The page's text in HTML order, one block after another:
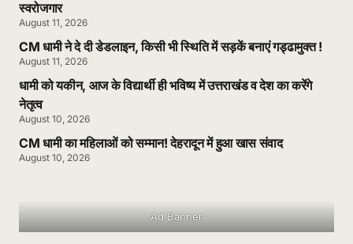
स्वरोजगार
August 11, 2026
CM धामी ने दे दी डेडलाइन, किसी भी स्थिति में सड़कें बनाएं गड्ढामुक्त !
August 11, 2026
धामी को यकीन, आज के विद्यार्थी ही भविष्य में उत्तराखंड व देश का करेंगे
नेतृत्व
August 10, 2026
CM धामी का महिलाओं को सम्मान! देहरादून में हुआ खास संवाद
August 10, 2026
Ad Banner